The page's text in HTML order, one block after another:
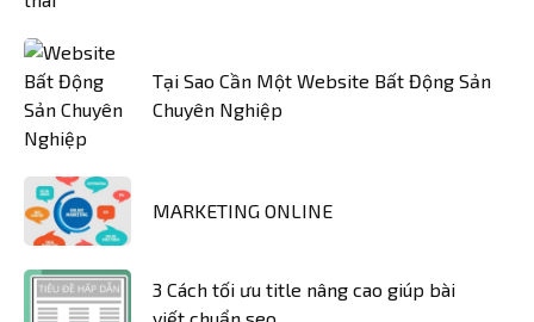
Tại Sao Cần Một Website Bất Động Sản
Chuyên Nghiệp
MARKETING ONLINE
3 Cách tối ưu title nâng cao giúp bài